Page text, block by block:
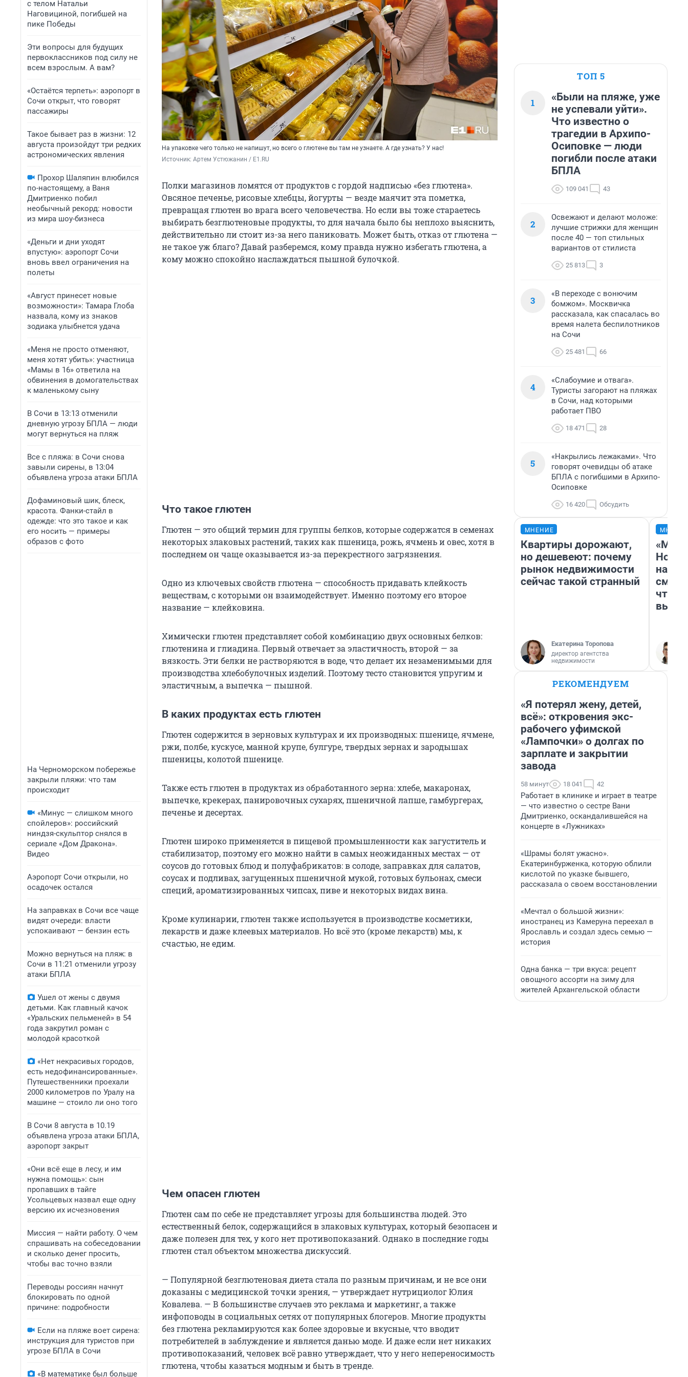
с телом Натальи
Наговициной, погибшей на
пике Победы
Эти вопросы для будущих
первоклассников под силу не
всем взрослым. А вам?
«Остаётся терпеть»: аэропорт в
Сочи открыт, что говорят
пассажиры
Такое бывает раз в жизни: 12
августа произойдут три редких
астрономических явления
Прохор Шаляпин влюбился
по-настоящему, а Ваня
Дмитриенко побил
необычный рекорд: новости
из мира шоу-бизнеса
«Деньги и дни уходят
впустую»: аэропорт Сочи
вновь ввел ограничения на
полеты
«Август принесет новые
возможности»: Тамара Глоба
назвала, кому из знаков
зодиака улыбнется удача
«Меня не просто отменяют,
меня хотят убить»: участница
«Мамы в 16» ответила на
обвинения в домогательствах
к маленькому сыну
В Сочи в 13:13 отменили
дневную угрозу БПЛА — люди
могут вернуться на пляж
Все с пляжа: в Сочи снова
завыли сирены, в 13:04
объявлена угроза атаки БПЛА
Дофаминовый шик, блеск,
красота. Фанки-стайл в
одежде: что это такое и как
его носить — примеры
образов с фото
На Черноморском побережье
закрыли пляжи: что там
происходит
«Минус — слишком много
спойлеров»: российский
ниндзя-скульптор снялся в
сериале «Дом Дракона».
Видео
Аэропорт Сочи открыли, но
осадочек остался
На заправках в Сочи все чаще
видят очереди: власти
успокаивают — бензин есть
Можно вернуться на пляж: в
Сочи в 11:21 отменили угрозу
атаки БПЛА
Ушел от жены с двумя
детьми. Как главный качок
«Уральских пельменей» в 54
года закрутил роман с
молодой красоткой
«Нет некрасивых городов,
есть недофинансированные».
Путешественники проехали
2000 километров по Уралу на
машине — стоило ли оно того
В Сочи 8 августа в 10.19
объявлена угроза атаки БПЛА,
аэропорт закрыт
«Они всё еще в лесу, и им
нужна помощь»: сын
пропавших в тайге
Усольцевых назвал еще одну
версию их исчезновения
Миссия — найти работу. О чем
спрашивать на собеседовании
и сколько денег просить,
чтобы вас точно взяли
Переводы россиян начнут
блокировать по одной
причине: подробности
Если на пляже воет сирена:
инструкция для туристов при
угрозе БПЛА в Сочи
«В математике был больше
На упаковке чего только не напишут, но всего о глютене вы там не узнаете. А где узнать? У нас!
Источник: Артем Устюжанин / E1.RU
Полки магазинов ломятся от продуктов с гордой надписью «без глютена».
Овсяное печенье, рисовые хлебцы, йогурты — везде маячит эта пометка,
превращая глютен во врага всего человечества. Но если вы тоже стараетесь
выбирать безглютеновые продукты, то для начала было бы неплохо выяснить,
действительно ли стоит из-за него паниковать. Может быть, отказ от глютена —
не такое уж благо? Давай разберемся, кому правда нужно избегать глютена, а
кому можно спокойно наслаждаться пышной булочкой.
Что такое глютен
Глютен — это общий термин для группы белков, которые содержатся в семенах
некоторых злаковых растений, таких как пшеница, рожь, ячмень и овес, хотя в
последнем он чаще оказывается из-за перекрестного загрязнения.
Одно из ключевых свойств глютена — способность придавать клейкость
веществам, с которыми он взаимодействует. Именно поэтому его второе
название — клейковина.
Химически глютен представляет собой комбинацию двух основных белков:
глютенина и глиадина. Первый отвечает за эластичность, второй — за
вязкость. Эти белки не растворяются в воде, что делает их незаменимыми для
производства хлебобулочных изделий. Поэтому тесто становится упругим и
эластичным, а выпечка — пышной.
В каких продуктах есть глютен
Глютен содержится в зерновых культурах и их производных: пшенице, ячмене,
ржи, полбе, кускусе, манной крупе, булгуре, твердых зернах и зародышах
пшеницы, колотой пшенице.
Также есть глютен в продуктах из обработанного зерна: хлебе, макаронах,
выпечке, крекерах, панировочных сухарях, пшеничной лапше, гамбургерах,
печенье и десертах.
Глютен широко применяется в пищевой промышленности как загуститель и
стабилизатор, поэтому его можно найти в самых неожиданных местах — от
соусов до готовых блюд и полуфабрикатов: в солоде, заправках для салатов,
соусах и подливах, загущенных пшеничной мукой, готовых бульонах, смеси
специй, ароматизированных чипсах, пиве и некоторых видах вина.
Кроме кулинарии, глютен также используется в производстве косметики,
лекарств и даже клеевых материалов. Но всё это (кроме лекарств) мы, к
счастью, не едим.
Чем опасен глютен
Глютен сам по себе не представляет угрозы для большинства людей. Это
естественный белок, содержащийся в злаковых культурах, который безопасен и
даже полезен для тех, у кого нет противопоказаний. Однако в последние годы
глютен стал объектом множества дискуссий.
— Популярной безглютеновая диета стала по разным причинам, и не все они
доказаны с медицинской точки зрения, — утверждает нутрициолог Юлия
Ковалева. — В большинстве случаев это реклама и маркетинг, а также
инфоповоды в социальных сетях от популярных блогеров. Многие продукты
без глютена рекламируются как более здоровые и вкусные, что вводит
потребителей в заблуждение и является данью моде. И даже если нет никаких
противопоказаний, человек всё равно утверждает, что у него непереносимость
глютена, чтобы казаться модным и быть в тренде.
ТОП 5
1
«Были на пляже, уже
не успевали уйти».
Что известно о
трагедии в Архипо-
Осиповке — люди
погибли после атаки
БПЛА
109 041 43
2
Освежают и делают моложе:
лучшие стрижки для женщин
после 40 — топ стильных
вариантов от стилиста
25 813 3
3
«В переходе с вонючим
бомжом». Москвичка
рассказала, как спасалась во
время налета беспилотников
на Сочи
25 481 66
4
«Слабоумие и отвага».
Туристы загорают на пляжах
в Сочи, над которыми
работает ПВО
18 471 28
5
«Накрылись лежаками». Что
говорят очевидцы об атаке
БПЛА с погибшими в Архипо-
Осиповке
16 420 Обсудить
МНЕНИЕ
Квартиры дорожают,
но дешевеют: почему
рынок недвижимости
сейчас такой странный
Екатерина Торопова
директор агентства
недвижимости
«Мы
РЕКОМЕНДУЕМ
«Я потерял жену, детей,
всё»: откровения экс-
рабочего уфимской
«Лампочки» о долгах по
зарплате и закрытии
завода
58 минут 18 041 42
Работает в клинике и играет в театре
— что известно о сестре Вани
Дмитриенко, оскандалившейся на
концерте в «Лужниках»
«Шрамы болят ужасно».
Екатеринбурженка, которую облили
кислотой по указке бывшего,
рассказала о своем восстановлении
«Мечтал о большой жизни»:
иностранец из Камеруна переехал в
Ярославль и создал здесь семью —
история
Одна банка — три вкуса: рецепт
овощного ассорти на зиму для
жителей Архангельской области